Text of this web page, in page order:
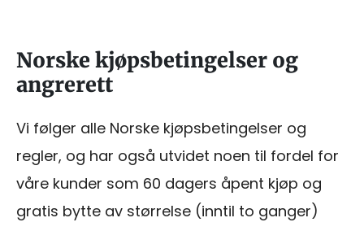
Norske kjøpsbetingelser og
angrerett
Vi følger alle Norske kjøpsbetingelser og
regler, og har også utvidet noen til fordel for
våre kunder som 60 dagers åpent kjøp og
gratis bytte av størrelse (inntil to ganger)